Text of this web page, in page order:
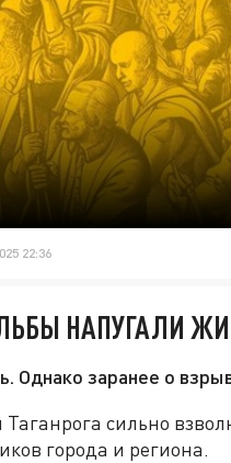
22:36
НАПУГАЛИ
Однако заранее о
сильно
города и региона.